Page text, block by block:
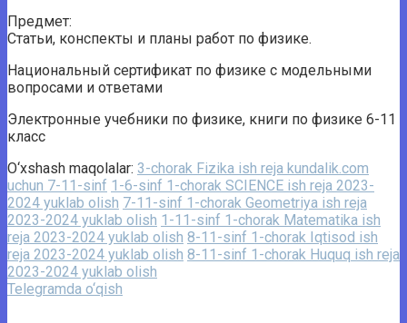
Предмет:
Статьи, конспекты и планы работ по физике.
Национальный сертификат по физике с модельными
вопросами и ответами
Электронные учебники по физике, книги по физике 6-11
класс
O‘xshash maqolalar: 3-chorak Fizika ish reja kundalik.com
uchun 7-11-sinf 1-6-sinf 1-chorak SCIENCE ish reja 2023-
2024 yuklab olish 7-11-sinf 1-chorak Geometriya ish reja
2023-2024 yuklab olish 1-11-sinf 1-chorak Matematika ish
reja 2023-2024 yuklab olish 8-11-sinf 1-chorak Iqtisod ish
reja 2023-2024 yuklab olish 8-11-sinf 1-chorak Huquq ish reja
2023-2024 yuklab olish
Telegramda o‘qish